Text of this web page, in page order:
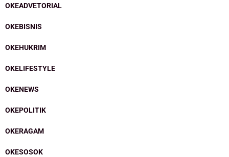
OKEADVETORIAL
OKEBISNIS
OKEHUKRIM
OKELIFESTYLE
OKENEWS
OKEPOLITIK
OKERAGAM
OKESOSOK